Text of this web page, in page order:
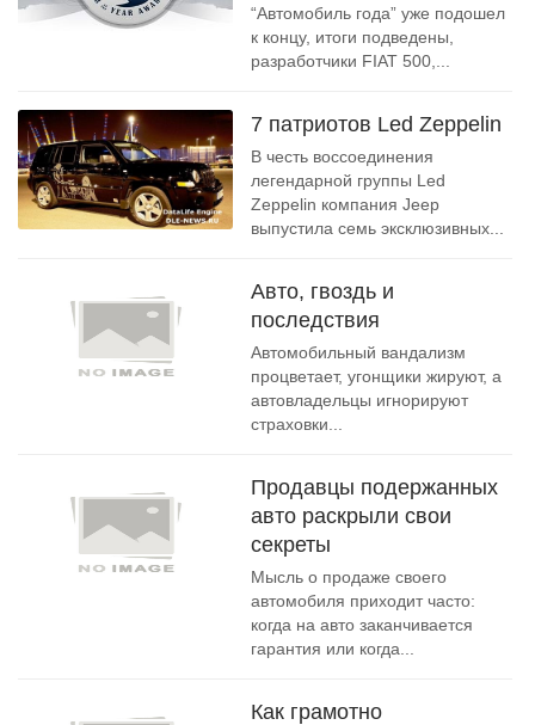
“Автомобиль года” уже подошел
к концу, итоги подведены,
разработчики FIAT 500,...
7 патриотов Led Zeppelin
В честь воссоединения
легендарной группы Led
Zeppelin компания Jeep
выпустила семь эксклюзивных...
Авто, гвоздь и
последствия
Автомобильный вандализм
процветает, угонщики жируют, а
автовладельцы игнорируют
страховки...
Продавцы подержанных
авто раскрыли свои
секреты
Мысль о продаже своего
автомобиля приходит часто:
когда на авто заканчивается
гарантия или когда...
Как грамотно